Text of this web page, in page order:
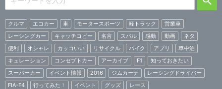
クルマ エコカー 車 モータースポーツ 軽トラック
営業車
レーシングカー
キャッチコピー 名言 スバル 感動 動画
ネタ
便利
オシャレ カッコいい リサイクル バイク アプリ
車中泊
キュレーション
コンセプトカー アーカイブ F1
知っておきたい
スーパーカー
イベント情報 2016 ジムカーナ
レーシングドライバー
FIA-F4
行ってみた！ イベント グッズ レース